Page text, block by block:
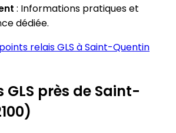
: Informations pratiques et
dédiée.
relais GLS à Saint-Quentin
GLS près de Saint-